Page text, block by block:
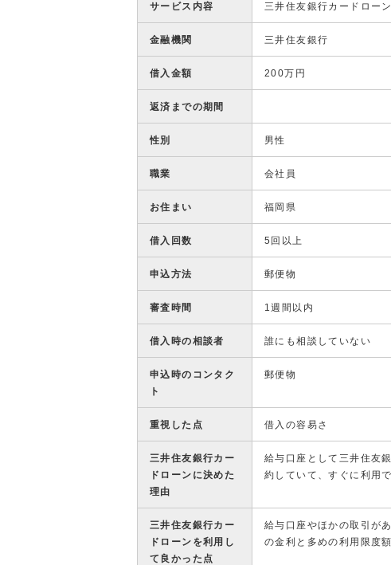
サービス内容 三井住友銀行カードローン
金融機関 三井住友銀行
借入金額 200万円
返済までの期間
性別 男性
職業 会社員
お住まい 福岡県
借入回数 5回以上
申込方法 郵便物
審査時間 1週間以内
借入時の相談者 誰にも相談していない
申込時のコンタク
ト
郵便物
重視した点 借入の容易さ
三井住友銀行カー
ドローンに決めた
理由
給与口座として三井住友
約していて、すぐに利用
三井住友銀行カー
ドローンを利用し
て良かった点
給与口座やほかの取引が
の金利と多めの利用限度